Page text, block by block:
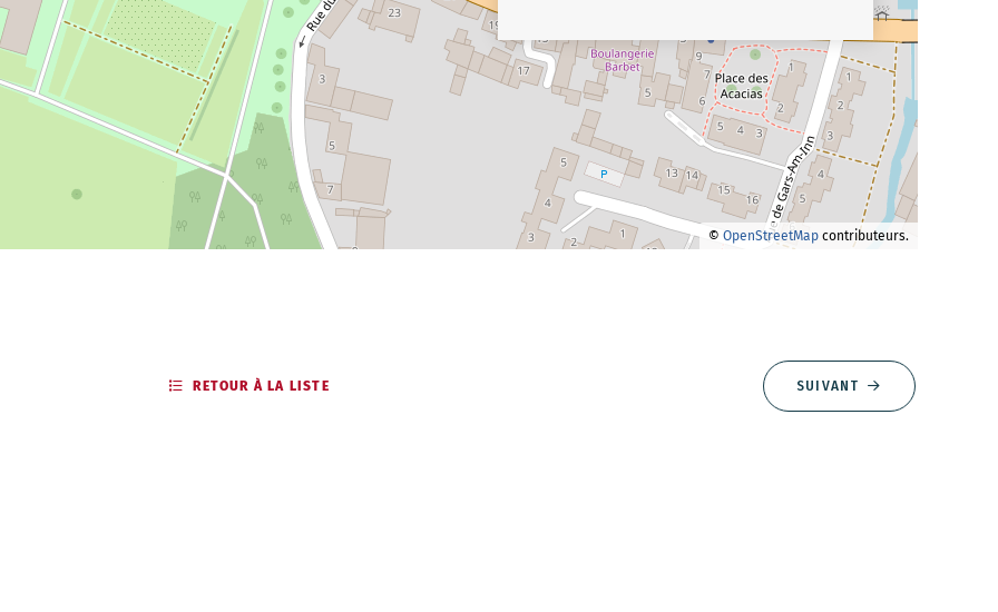
© OpenStreetMap contributeurs.
RETOUR À LA LISTE SUIVANT